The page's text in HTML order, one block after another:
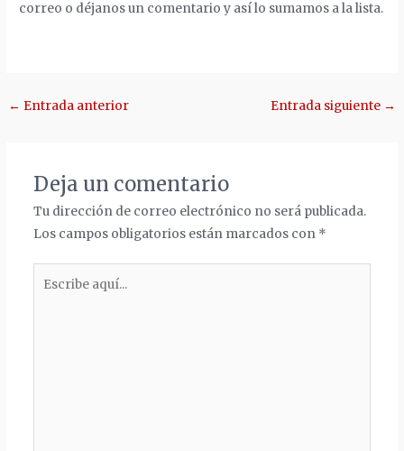
correo o déjanos un comentario y así lo sumamos a la lista.
Navegación
← Entrada anterior Entrada siguiente →
Deja un comentario
Tu dirección de correo electrónico no será publicada.
Los campos obligatorios están marcados con *